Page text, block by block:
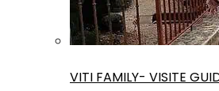
VITI FAMILY- VISITE